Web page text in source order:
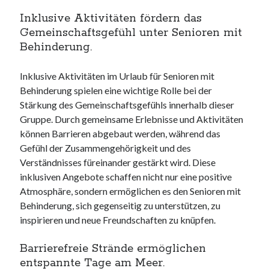
Inklusive Aktivitäten fördern das
Gemeinschaftsgefühl unter Senioren mit
Behinderung.
Inklusive Aktivitäten im Urlaub für Senioren mit
Behinderung spielen eine wichtige Rolle bei der
Stärkung des Gemeinschaftsgefühls innerhalb dieser
Gruppe. Durch gemeinsame Erlebnisse und Aktivitäten
können Barrieren abgebaut werden, während das
Gefühl der Zusammengehörigkeit und des
Verständnisses füreinander gestärkt wird. Diese
inklusiven Angebote schaffen nicht nur eine positive
Atmosphäre, sondern ermöglichen es den Senioren mit
Behinderung, sich gegenseitig zu unterstützen, zu
inspirieren und neue Freundschaften zu knüpfen.
Barrierefreie Strände ermöglichen
entspannte Tage am Meer.